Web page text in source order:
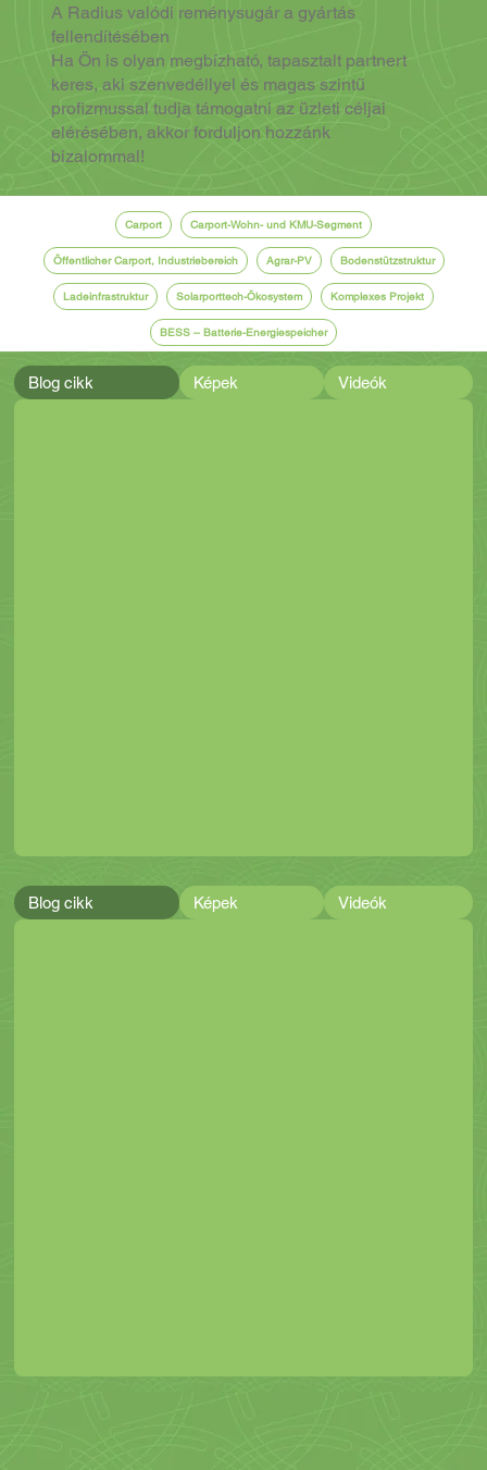
A Radius valódi reménysugár a gyártás
fellendítésében
Ha Ön is olyan megbízható, tapasztalt partnert
keres, aki szenvedéllyel és magas szintű
profizmussal tudja támogatni az üzleti céljai
elérésében, akkor forduljon hozzánk
bizalommal!
Carport Carport-Wohn- und KMU-Segment
Öffentlicher Carport, Industriebereich Agrar-PV Bodenstützstruktur
Ladeinfrastruktur Solarporttech-Ökosystem Komplexes Projekt
BESS – Batterie-Energiespeicher
Blog cikk Képek Videók
Blog cikk Képek Videók